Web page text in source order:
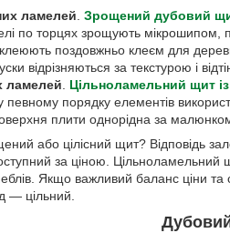
ламелей. Зрощений дубовий
по торцях зрощують мікрошипом,
поздовжньо клеєм для
відрізняються за текстурою і
ламелей. Цільноламельний щит
певному порядку елементів
плити однорідна за малюнком
або цілісний щит? Відповідь
за ціною. Цільноламельний
Якщо важливий баланс ціни
— цільний.